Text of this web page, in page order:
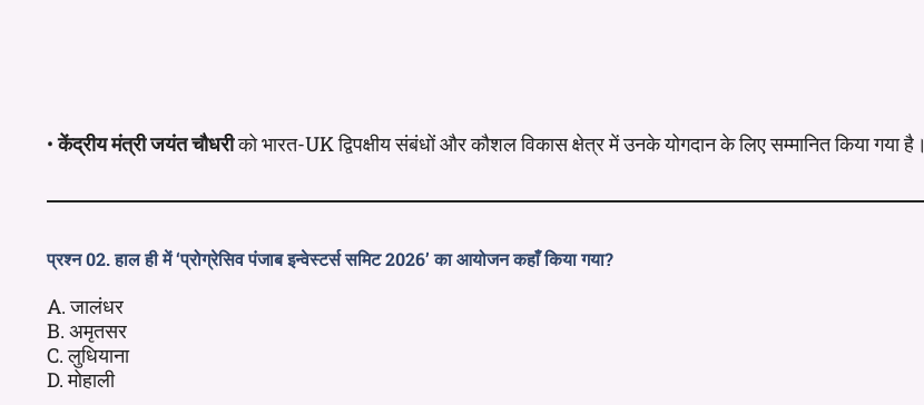
•केंद्रीय मंत्री जयंत चौधरीको भारत-UK द्विपक्षीय संबंधों और कौशल विकास क्षेत्र में उनके योगदान के लिए सम्मानित किया गया है।
प्रश्न 02. हाल ही में ‘प्रोग्रेसिव पंजाब इन्वेस्टर्स समिट 2026’ का आयोजन कहाँ किया गया?
A. जालंधर
B. अमृतसर
C. लुधियाना
D. मोहाली